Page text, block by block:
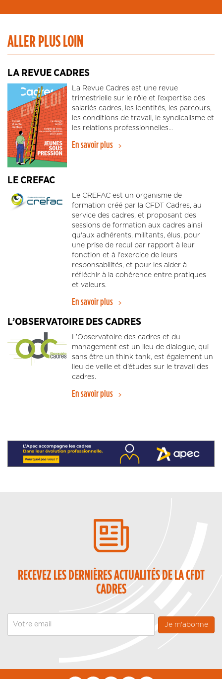
ALLER PLUS LOIN
LA REVUE CADRES
La Revue Cadres est une revue
trimestrielle sur le rôle et l’expertise des
salariés cadres, les identités, les parcours,
les conditions de travail, le syndicalisme et
les relations professionnelles…
En savoir plus
LE CREFAC
Le CREFAC est un organisme de
formation créé par la CFDT Cadres, au
service des cadres, et proposant des
sessions de formation aux cadres ainsi
qu'aux adhérents, militants, élus, pour
une prise de recul par rapport à leur
fonction et à l'exercice de leurs
responsabilités, et pour les aider à
réfléchir à la cohérence entre pratiques
et valeurs.
En savoir plus
L’OBSERVATOIRE DES CADRES
L’Observatoire des cadres et du
management est un lieu de dialogue, qui
sans être un think tank, est également un
lieu de veille et d’études sur le travail des
cadres.
En savoir plus
RECEVEZ LES DERNIÈRES ACTUALITÉS DE LA CFDT
CADRES